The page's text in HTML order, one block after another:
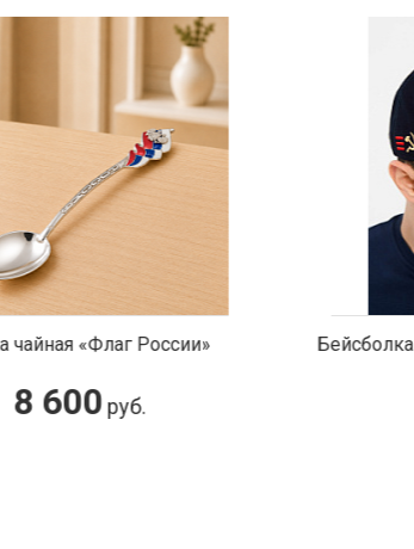
Бейсболка "СССР" цвет темно-